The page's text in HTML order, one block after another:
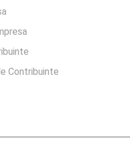
Contribuinte